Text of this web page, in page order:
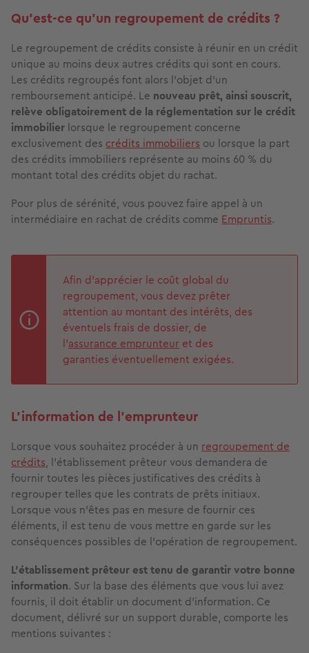
Qu'est-ce qu'un regroupement de crédits ?
Le regroupement de crédits consiste à réunir en un crédit
unique au moins deux autres crédits qui sont en cours.
Les crédits regroupés font alors l’objet d’un
remboursement anticipé. Le nouveau prêt, ainsi souscrit,
relève obligatoirement de la réglementation sur le crédit
immobilier lorsque le regroupement concerne
exclusivement des crédits immobiliers ou lorsque la part
des crédits immobiliers représente au moins 60 % du
montant total des crédits objet du rachat.
Pour plus de sérénité, vous pouvez faire appel à un
intermédiaire en rachat de crédits comme Empruntis.
Afin d’apprécier le coût global du
regroupement, vous devez prêter
attention au montant des intérêts, des
éventuels frais de dossier, de
l’assurance emprunteur et des
garanties éventuellement exigées.
L’information de l’emprunteur
Lorsque vous souhaitez procéder à un regroupement de
crédits, l’établissement prêteur vous demandera de
fournir toutes les pièces justificatives des crédits à
regrouper telles que les contrats de prêts initiaux.
Lorsque vous n’êtes pas en mesure de fournir ces
éléments, il est tenu de vous mettre en garde sur les
conséquences possibles de l’opération de regroupement.
L’établissement prêteur est tenu de garantir votre bonne
information. Sur la base des éléments que vous lui avez
fournis, il doit établir un document d’information. Ce
document, délivré sur un support durable, comporte les
mentions suivantes :